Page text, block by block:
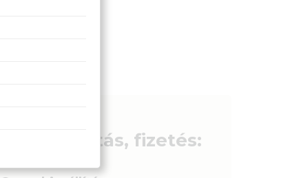
Szállítás, fizetés: